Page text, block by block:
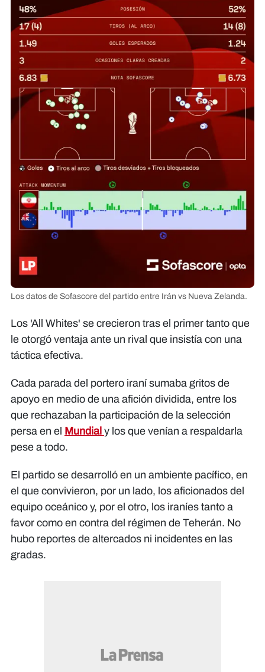
Los datos de Sofascore del partido entre Irán vs Nueva Zelanda.
Los 'All Whites' se crecieron tras el primer tanto que
le otorgó ventaja ante un rival que insistía con una
táctica efectiva.
Cada parada del portero iraní sumaba gritos de
apoyo en medio de una afición dividida, entre los
que rechazaban la participación de la selección
persa en el
Mundial y los que venían a respaldarla
pese a todo.
El partido se desarrolló en un ambiente pacífico, en
el que convivieron, por un lado, los aficionados del
equipo oceánico y, por el otro, los iraníes tanto a
favor como en contra del régimen de Teherán. No
hubo reportes de altercados ni incidentes en las
gradas.